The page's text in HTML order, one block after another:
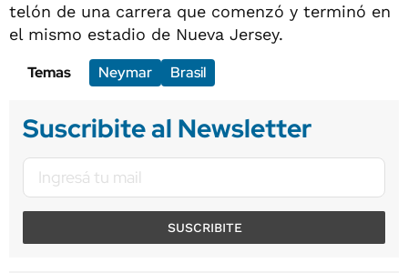
telón de una carrera que comenzó y terminó en
el mismo estadio de Nueva Jersey.
Temas
Neymar Brasil
Suscribite al Newsletter
SUSCRIBITE